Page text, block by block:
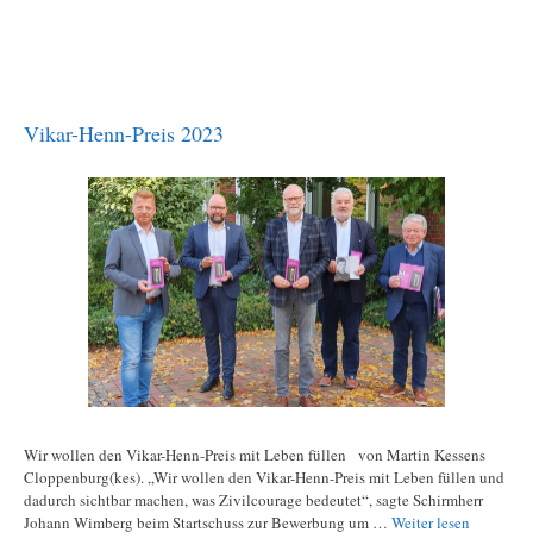
Vikar-Henn-Preis 2023
Wir wollen den Vikar-Henn-Preis mit Leben füllen von Martin Kessens
Cloppenburg(kes). „Wir wollen den Vikar-Henn-Preis mit Leben füllen und
dadurch sichtbar machen, was Zivilcourage bedeutet“, sagte Schirmherr
Johann Wimberg beim Startschuss zur Bewerbung um … Weiter lesen